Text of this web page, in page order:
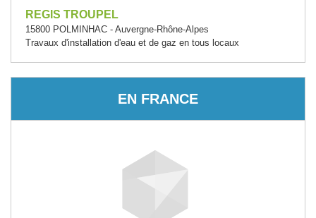
REGIS TROUPEL
15800 POLMINHAC - Auvergne-Rhône-Alpes
Travaux d'installation d'eau et de gaz en tous locaux
EN FRANCE